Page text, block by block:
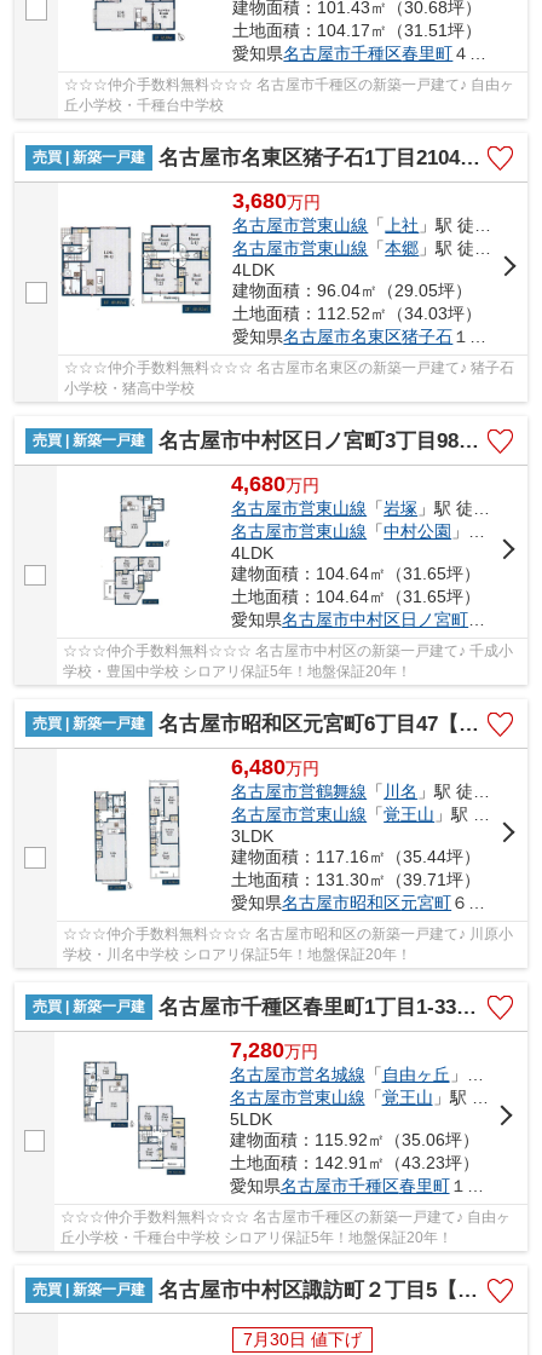
建物面積：101.43㎡（30.68坪）
土地面積：104.17㎡（31.51坪）
愛知県名古屋市千種区春里町４丁目11
☆☆☆仲介手数料無料☆☆☆ 名古屋市千種区の新築一戸建て♪ 自由ヶ
丘小学校・千種台中学校
売買 | 新築一戸建 名古屋市名東区猪子石1丁目2104【仲介手数料無料】新築一戸建て 2号棟
3,680万円
名古屋市営東山線 「 上社 」駅 徒歩24分
名古屋市営東山線 「本郷 」駅 徒歩28分
4LDK
建物面積：96.04㎡（29.05坪）
土地面積：112.52㎡（34.03坪）
愛知県名古屋市名東区猪子石 １丁目2104
☆☆☆仲介手数料無料☆☆☆ 名古屋市名東区の新築一戸建て♪ 猪子石
小学校・猪高中学校
売買 | 新築一戸建 名古屋市中村区日ノ宮町3丁目98-4【仲介手数料無料】新築一戸建て 2号棟
4,680万円
名古屋市営東山線 「岩塚 」駅 徒歩9分
名古屋市営東山線 「中村公園 」駅 徒歩15分
4LDK
建物面積：104.64㎡（31.65坪）
土地面積：104.64㎡（31.65坪）
愛知県名古屋市中村区日ノ宮町
☆☆☆仲介手数料無料☆☆☆ 名古屋市中村区の新築一戸建て♪ 千成小
学校・豊国中学校 シロアリ保証5年！地盤保証20年！
売買 | 新築一戸建 名古屋市昭和区元宮町6丁目47【仲介手数料無料】新築一戸建て 1号棟
6,480万円
名古屋市営鶴舞線 「 川名 」駅 徒歩14分
名古屋市営東山線 「覚王山 」駅 徒歩18分
3LDK
建物面積：117.16㎡（35.44坪）
土地面積：131.30㎡（39.71坪）
愛知県名古屋市昭和区元宮町６丁目47
☆☆☆仲介手数料無料☆☆☆ 名古屋市昭和区の新築一戸建て♪ 川原小
学校・川名中学校 シロアリ保証5年！地盤保証20年！
売買 | 新築一戸建 名古屋市千種区春里町1丁目1-33【仲介手数料無料】新築一戸建て
7,280万円
名古屋市営名城線 「 自由ヶ丘 」駅 徒歩11分
名古屋市営東山線 「覚王山 」駅 徒歩17分
5LDK
建物面積：115.92㎡（35.06坪）
土地面積：142.91㎡（43.23坪）
愛知県名古屋市千種区春里町１丁目1-33
☆☆☆仲介手数料無料☆☆☆ 名古屋市千種区の新築一戸建て♪ 自由ヶ
丘小学校・千種台中学校 シロアリ保証5年！地盤保証20年！
売買 | 新築一戸建 名古屋市中村区諏訪町２丁目5【仲介手数料無料】新築一戸建て 1号棟
7月30日 値下げ